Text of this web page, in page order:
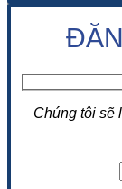
Chúng tôi sẽ